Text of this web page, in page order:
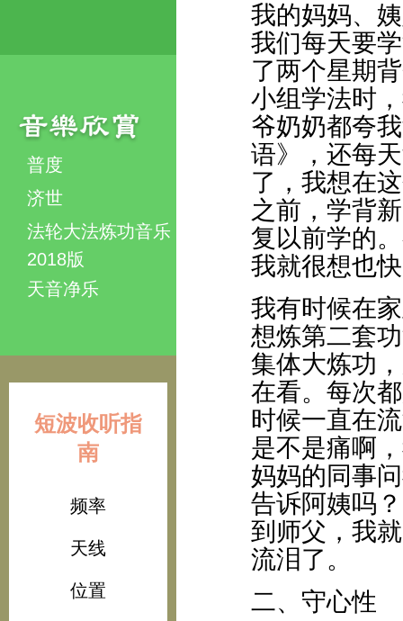
普度
济世
法轮大法炼功音乐
2018版
天音净乐
短波收听指
南
频率
天线
位置
我的妈妈、
我们每天要
了两个星期
小组学法时
爷奶奶都夸
语》，还每
了，我想在
之前，学背
复以前学的
我就很想也
我有时候在
想炼第二套
集体大炼功
在看。每次
时候一直在
是不是痛啊
妈妈的同事
告诉阿姨吗
到师父，我
流泪了。
二、守心性